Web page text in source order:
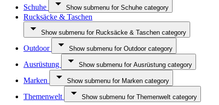
Schuhe Show submenu for Schuhe category
Rucksäcke & Taschen
Show submenu for Rucksäcke & Taschen category
Outdoor Show submenu for Outdoor category
Ausrüstung Show submenu for Ausrüstung category
Marken Show submenu for Marken category
Themenwelt Show submenu for Themenwelt category